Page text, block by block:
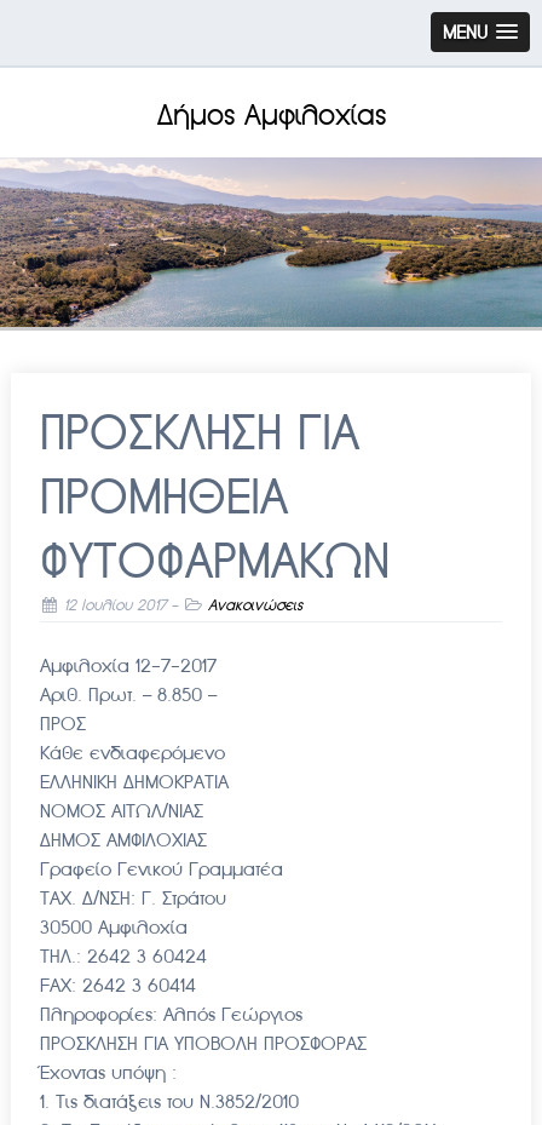
MENU
Δήμος Αμφιλοχίας
ΠΡΟΣΚΛΗΣΗ ΓΙΑ
ΠΡΟΜΗΘΕΙΑ
ΦΥΤΟΦΑΡΜΑΚΩΝ
12 Ιουλίου 2017- Ανακοινώσεις
Αμφιλοχία 12-7-2017
Αριθ. Πρωτ. – 8.850 –
ΠΡΟΣ
Κάθε ενδιαφερόμενο
ΕΛΛΗΝΙΚΗ ΔΗΜΟΚΡΑΤΙΑ
ΝΟΜΟΣ ΑΙΤΩΛ/ΝΙΑΣ
ΔΗΜΟΣ ΑΜΦΙΛΟΧΙΑΣ
Γραφείο Γενικού Γραμματέα
ΤΑΧ. Δ/ΝΣΗ: Γ. Στράτου
30500 Αμφιλοχία
ΤΗΛ.: 2642 3 60424
FAX: 2642 3 60414
Πληροφορίες: Αλπός Γεώργιος
ΠΡΟΣΚΛΗΣΗ ΓΙΑ ΥΠΟΒΟΛΗ ΠΡΟΣΦΟΡΑΣ
Έχοντας υπόψη :
1. Τις διατάξεις του Ν.3852/2010